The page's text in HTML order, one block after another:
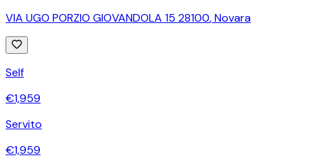
VIA UGO PORZIO GIOVANDOLA 15 28100,Novara
Self
€1,959
Servito
€1,959